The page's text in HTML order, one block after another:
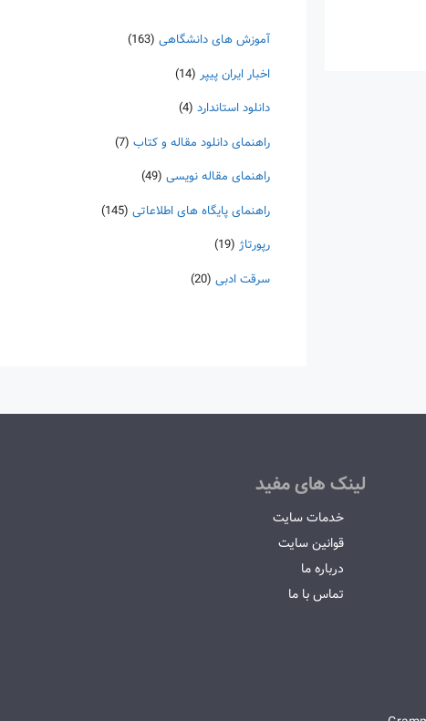
آموزش های دانشگاهی (163)
اخبار ایران پیپر (14)
دانلود استاندارد (4)
راهنمای دانلود مقاله و کتاب (7)
راهنمای مقاله نویسی (49)
راهنمای پایگاه های اطلاعاتی (145)
رپورتاژ (19)
سرقت ادبی (20)
لینک های مفید
خدمات سایت
قوانین سایت
درباره ما
تماس با ما